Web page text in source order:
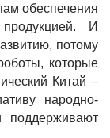
обеспечения
И
потому
которые
Китай –
народно-
поддерживают